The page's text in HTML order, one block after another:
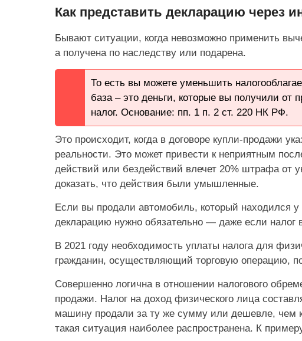
Как представить декларацию через
Бывают ситуации, когда невозможно применить
а получена по наследству или подарена.
То есть вы можете уменьшить
база – это деньги, которые вы получили от
налог. Основание: пп. 1 п. 2 ст. 220 НК РФ.
Это происходит, когда в договоре купли-продажи
реальности. Это может привести к неприятным
действий или бездействий влечет 20% штрафа от
доказать, что действия были умышленные.
Если вы продали автомобиль, который находился у
декларацию нужно обязательно — даже если налог
В 2021 году необходимость уплаты налога для
гражданин, осуществляющий торговую операцию,
Совершенно логична в отношении налогового
продажи. Налог на доход физического лица
машину продали за ту же сумму или дешевле, чем
такая ситуация наиболее распространена. К